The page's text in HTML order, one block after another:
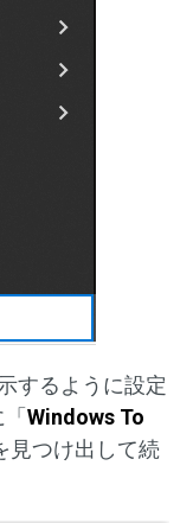
するように設定
Windows To
見つけ出して続